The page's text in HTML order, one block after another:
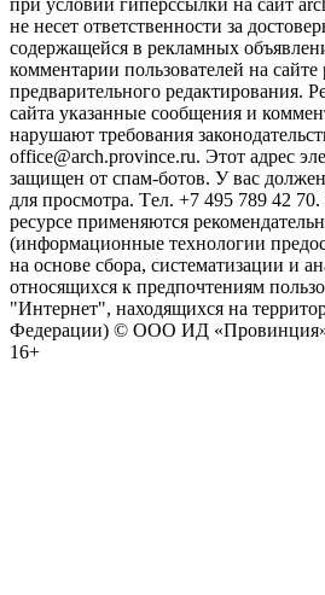
при условии гиперссылки на сайт
не несет ответственности за
содержащейся в рекламных
комментарии пользователей на
предварительного редактирования.
сайта указанные сообщения и
нарушают требования
office@arch.province.ru. Этот адрес
защищен от спам-ботов. У вас
для просмотра. Tел. +7 495 789 42
ресурсе применяются
(информационные технологии
на основе сбора, систематизации и
относящихся к предпочтениям
"Интернет", находящихся на
Федерации) © ООО ИД «Провинция»,
16+